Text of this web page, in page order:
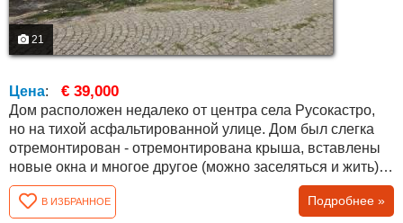
21
Цена: € 39,000
Дом расположен недалеко от центра села Русокастро,
но на тихой асфальтированной улице. Дом был слегка
отремонтирован - отремонтирована крыша, вставлены
новые окна и многое другое (можно заселяться и жить),
но требует дополнительных строительных работ и
модернизации. Общая площадь около 70 кв.м. со
В ИЗБРАННОЕ Подробнее »